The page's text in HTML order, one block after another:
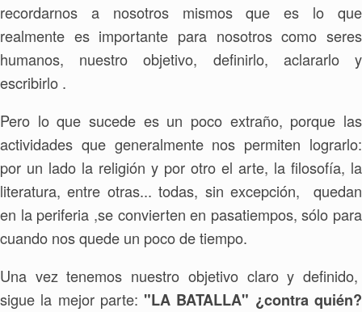
recordarnos a nosotros mismos que es lo que
realmente es importante para nosotros como seres
humanos, nuestro objetivo, definirlo, aclararlo y
escribirlo .
Pero lo que sucede es un poco extraño, porque las
actividades que generalmente nos permiten lograrlo:
por un lado la religión y por otro el arte, la filosofía, la
literatura, entre otras... todas, sin excepción, quedan
en la periferia ,se convierten en pasatiempos, sólo para
cuando nos quede un poco de tiempo.
Una vez tenemos nuestro objetivo claro y definido,
sigue la mejor parte: "LA BATALLA" ¿contra quién?